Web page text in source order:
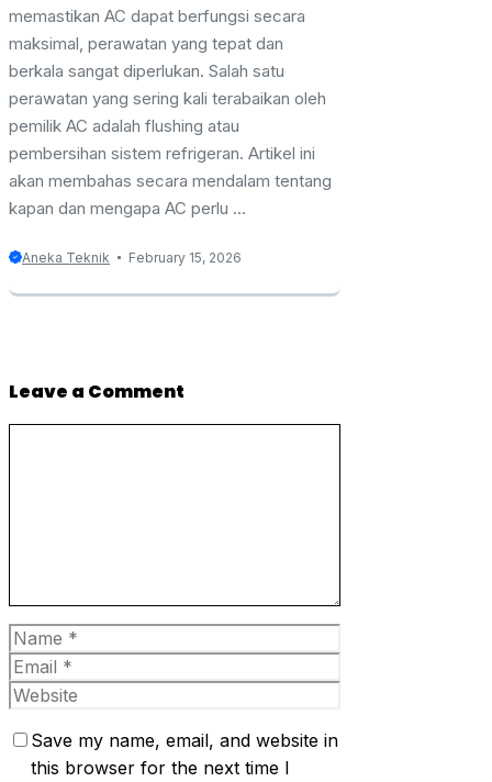
memastikan AC dapat berfungsi secara
maksimal, perawatan yang tepat dan
berkala sangat diperlukan. Salah satu
perawatan yang sering kali terabaikan oleh
pemilik AC adalah flushing atau
pembersihan sistem refrigeran. Artikel ini
akan membahas secara mendalam tentang
kapan dan mengapa AC perlu ...
Aneka Teknik February 15, 2026
Leave a Comment
Name
Email
Website
Save my name, email, and website in
this browser for the next time I